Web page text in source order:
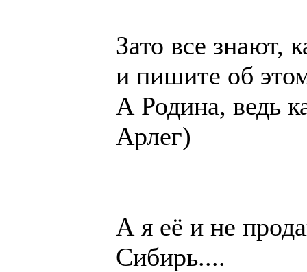
Зато все знают,
и пишите об
А Родина, ведь
Арлег)
А я её и не
Сибирь....